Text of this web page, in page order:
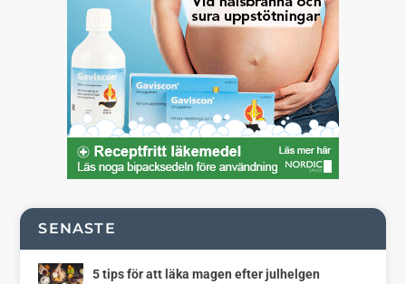
SENASTE
5 tips för att läka magen efter julhelgen